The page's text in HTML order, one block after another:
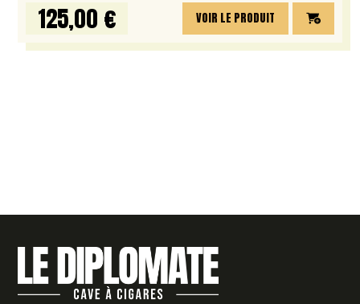
125,00 € VOIR LE PRODUIT